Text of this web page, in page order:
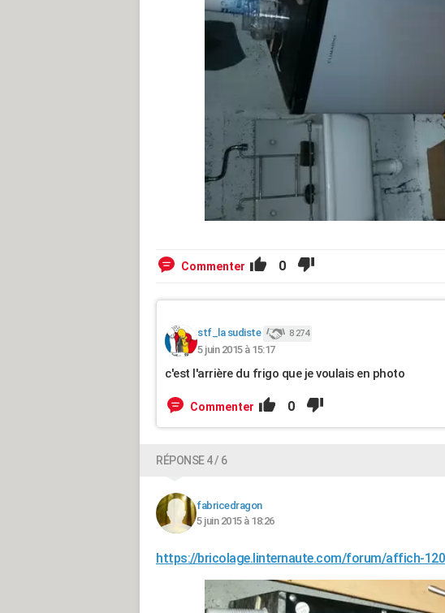
Commenter 0
stf_la sudiste 8 274
5 juin 2015 à 15:17
c'est l'arrière du frigo que je voulais en photo
Commenter 0
RÉPONSE 4 / 6
fabricedragon
5 juin 2015 à 18:26
https://bricolage.linternaute.com/forum/affich-